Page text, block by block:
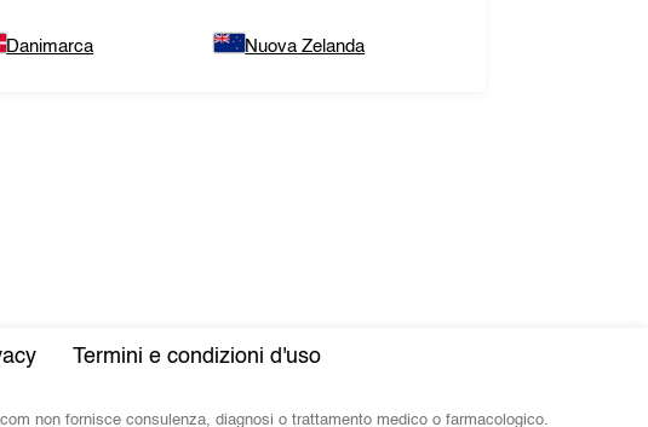
Danimarca Nuova Zelanda
Termini e condizioni d'uso
non fornisce consulenza, diagnosi o trattamento medico o farmacologico.